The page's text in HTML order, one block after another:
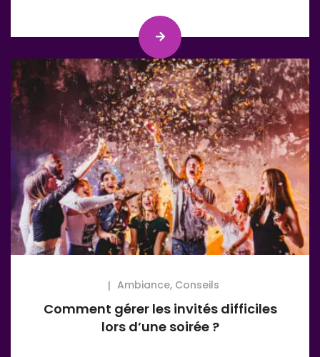
Ambiance, Conseils
Comment gérer les invités difficiles
lors d’une soirée ?